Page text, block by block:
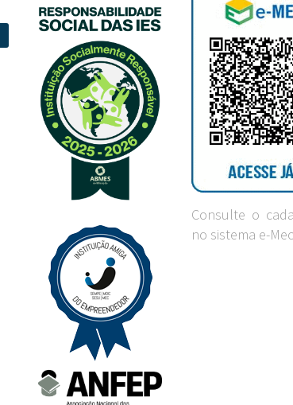
Consulte o
no sistema e-Mec